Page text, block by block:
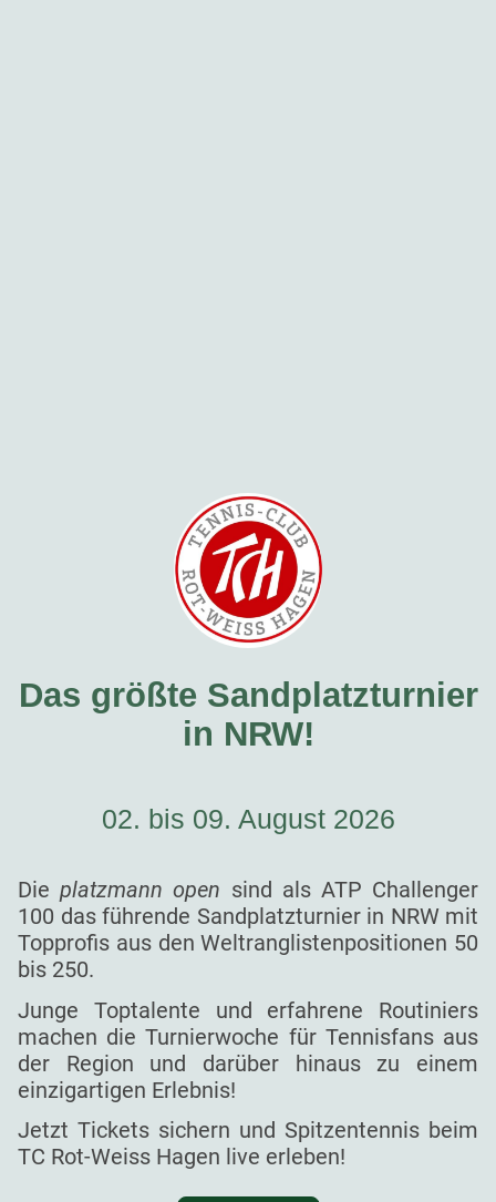
Das größte Sandplatzturnier
in NRW!
02. bis 09. August 2026
Dieplatzmann open sind als ATP Challenger
100 das führende Sandplatzturnier in NRW mit
Topprofis aus den Weltranglistenpositionen 50
bis 250.
Junge Toptalente und erfahrene Routiniers
machen die Turnierwoche für Tennisfans aus
der Region und darüber hinaus zu einem
einzigartigen Erlebnis!
Jetzt Tickets sichern und Spitzentennis beim
TC Rot-Weiss Hagen live erleben!